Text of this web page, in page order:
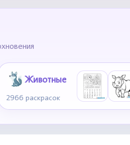
Животные
2966 раскрасок